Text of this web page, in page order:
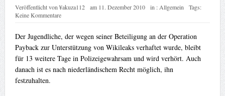
Veröffentlicht von¥akuza112 am 11. Dezember 2010 in : Allgemein
Tags:
Keine Kommentare
Der Jugendliche, der wegen seiner Beteiligung an der Operation
Payback zur Unterstützung von Wikileaks verhaftet wurde, bleibt
für 13 weitere Tage in Polizeigewahrsam und wird verhört. Auch
danach ist es nach niederländischem Recht möglich, ihn
festzuhalten.